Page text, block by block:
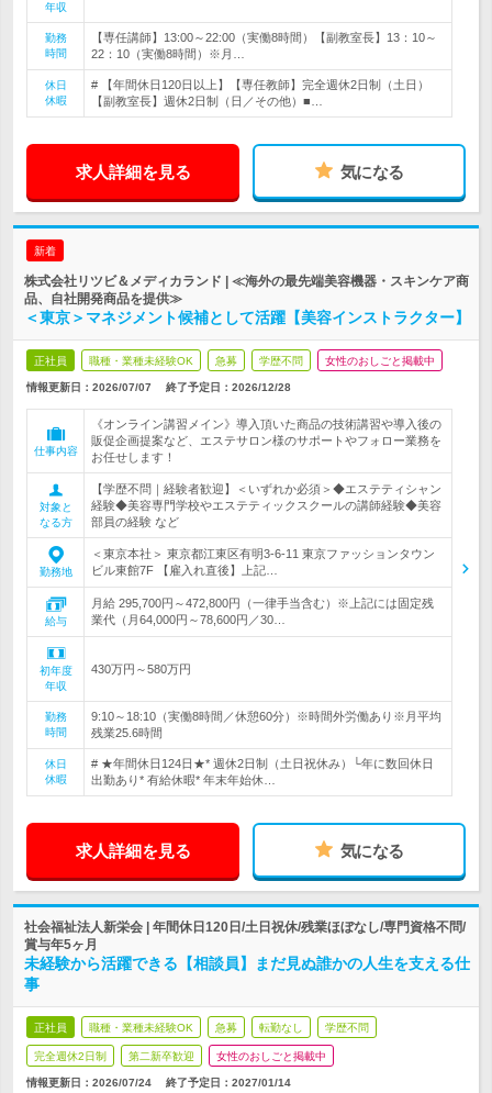
年収
勤務
時間
【専任講師】13:00～22:00（実働8時間）【副教室長】13：10～
22：10（実働8時間）※月…
休日
休暇
# 【年間休日120日以上】【専任教師】完全週休2日制（土日）
【副教室長】週休2日制（日／その他）■…
求人詳細を見る 気になる
新着
株式会社リツビ＆メディカランド | ≪海外の最先端美容機器・スキンケア商
品、自社開発商品を提供≫
＜東京＞マネジメント候補として活躍【美容インストラクター】
正社員 職種・業種未経験OK 急募 学歴不問 女性のおしごと掲載中
情報更新日：2026/07/07 終了予定日： 2026/12/28
仕事内容
《オンライン講習メイン》導入頂いた商品の技術講習や導入後の
販促企画提案など、エステサロン様のサポートやフォロー業務を
お任せします！
対象と
なる方
【学歴不問｜経験者歓迎】＜いずれか必須＞◆エステティシャン
経験◆美容専門学校やエステティックスクールの講師経験◆美容
部員の経験 など
勤務地
＜東京本社＞ 東京都江東区有明3-6-11 東京ファッションタウン
ビル東館7F 【雇入れ直後】上記…
給与
月給 295,700円～472,800円（一律手当含む）※上記には固定残
業代（月64,000円～78,600円／30…
初年度
年収
430万円～580万円
勤務
時間
9:10～18:10（実働8時間／休憩60分）※時間外労働あり※月平均
残業25.6時間
休日
休暇
# ★年間休日124日★* 週休2日制（土日祝休み）└年に数回休日
出勤あり* 有給休暇* 年末年始休…
求人詳細を見る 気になる
社会福祉法人新栄会 | 年間休日120日/土日祝休/残業ほぼなし/専門資格不問/
賞与年5ヶ月
未経験から活躍できる【相談員】まだ見ぬ誰かの人生を支える仕
事
正社員 職種・業種未経験OK 急募 転勤なし 学歴不問
完全週休2日制 第二新卒歓迎 女性のおしごと掲載中
情報更新日：2026/07/24 終了予定日： 2027/01/14